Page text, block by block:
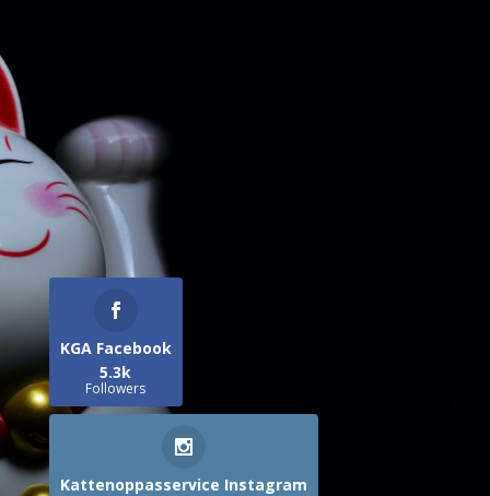
KGA Facebook
5.3k
Followers
Kattenoppasservice Instagram